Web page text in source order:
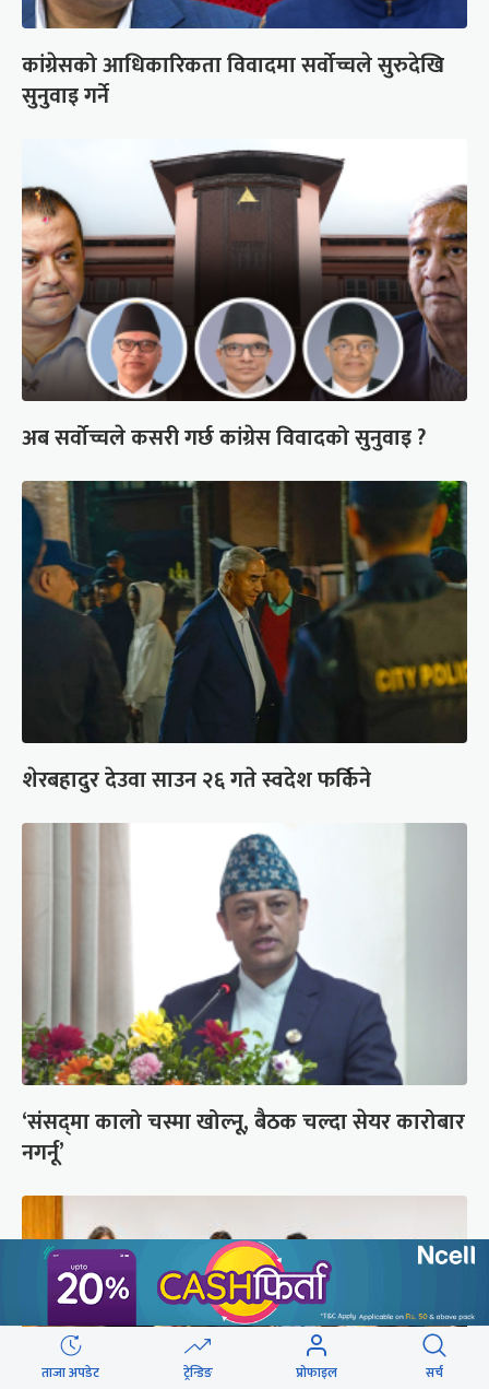
कांग्रेसको आधिकारिकता विवादमा सर्वोच्चले सुरुदेखि
सुनुवाइ गर्ने
अब सर्वोच्चले कसरी गर्छ कांग्रेस विवादको सुनुवाइ ?
शेरबहादुर देउवा साउन २६ गते स्वदेश फर्किने
‘संसद्‍मा कालो चस्मा खोल्नू, बैठक चल्दा सेयर कारोबार
नगर्नू’
ताजा अपडेट ट्रेन्डिङ प्रोफाइल सर्च